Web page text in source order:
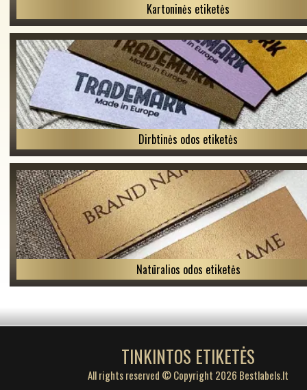
Kartoninės etiketės
Dirbtinės odos etiketės
Natūralios odos etiketės
TINKINTOS ETIKETĖS
All rights reserved © Copyright 2026 Bestlabels.lt